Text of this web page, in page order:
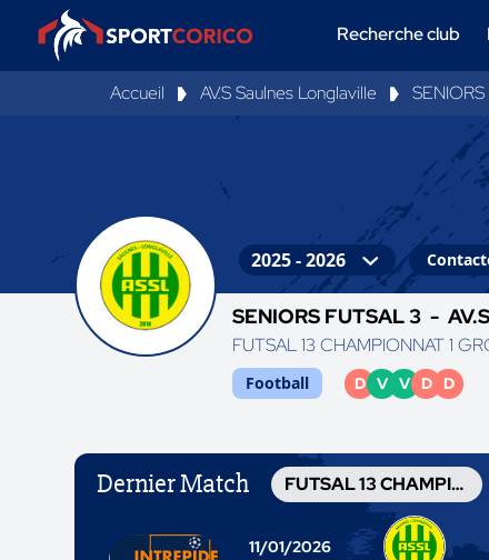
Recherche club
Accueil AV.S Saulnes Longlaville
SENIORS FUTSAL 3 -
FUTSAL 13 CHAMPIONNAT 1
Football D V V D D
Dernier Match FUTSAL 13 CHAMPIONNAT
11/01/2026